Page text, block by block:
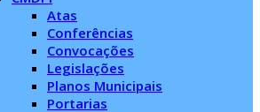
Atas
Conferências
Convocações
Legislações
Planos Municipais
Portarias